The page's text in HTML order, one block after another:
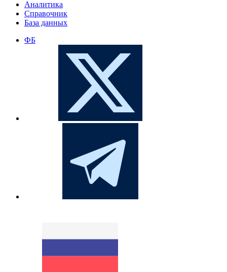
Аналитика
Справочник
База данных
ФБ